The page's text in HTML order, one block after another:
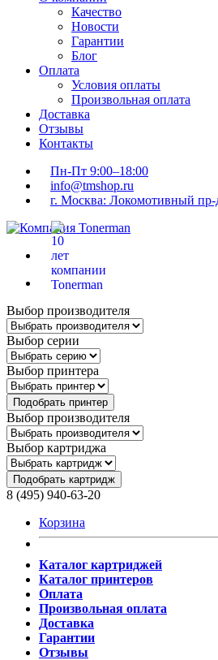
Качество
Новости
Гарантии
Блог
Оплата
Условия оплаты
Произвольная оплата
Доставка
Отзывы
Контакты
Пн-Пт 9:00–18:00
info@tmshop.ru
г. Москва: Локомотивный пр-
Выбор производителя
Выбор серии
Выбор принтера
Подобрать принтер
Выбор производителя
Выбор картриджа
Подобрать картридж
8 (495) 940-63-20
Корзина
Каталог картриджей
Каталог принтеров
Оплата
Произвольная оплата
Доставка
Гарантии
Отзывы